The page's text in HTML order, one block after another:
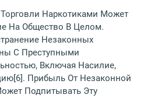
Наркотиками Может
На Общество В Целом.
Незаконных
С Преступными
Включая Насилие,
Прибыль От Незаконной
Подпитывать Эту